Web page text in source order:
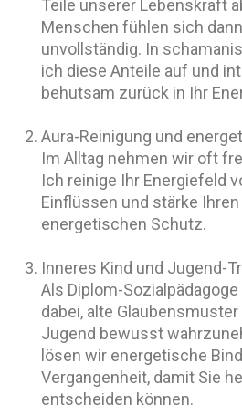
Teile unserer Lebenskraft
Menschen fühlen sich
unvollständig. In
ich diese Anteile auf und
behutsam zurück in Ihr
Aura-Reinigung und
Im Alltag nehmen wir oft
Ich reinige Ihr Energiefeld
Einflüssen und stärke
energetischen Schutz.
Inneres Kind und Jugend-
Als Diplom-
dabei, alte
Jugend bewusst
lösen wir energetische
Vergangenheit, damit Sie
entscheiden können.